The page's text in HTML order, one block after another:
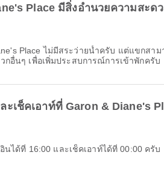
Place มีสิ่งอำนวยความสะด
Place ไม่มีสระว่ายน้ำครับ แต่แขกสา
กอื่นๆ เพื่อเพิ่มประสบการณ์การเข้าพักครับ
ะเช็คเอาท์ที่ Garon & Diane's
นได้ที่ 16:00 และเช็คเอาท์ได้ที่ 00:00 ครับ